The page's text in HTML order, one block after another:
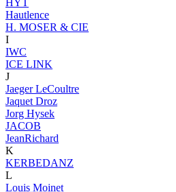
HYT
Hautlence
H. MOSER & CIE
I
IWC
ICE LINK
J
Jaeger LeCoultre
Jaquet Droz
Jorg Hysek
JACOB
JeanRichard
K
KERBEDANZ
L
Louis Moinet